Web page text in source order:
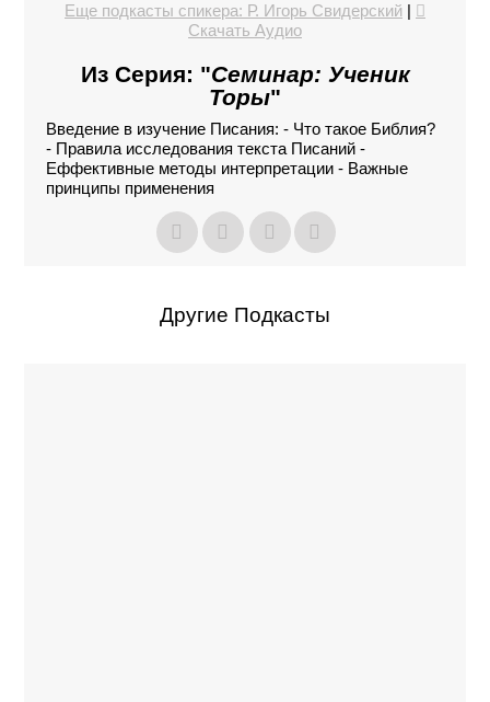
Еще подкасты спикера: Р. Игорь Свидерский |
Скачать Аудио
Из Серия: "Семинар: Ученик
Торы"
Введение в изучение Писания: - Что такое Библия?
- Правила исследования текста Писаний -
Еффективные методы интерпретации - Важные
принципы применения
Другие Подкасты